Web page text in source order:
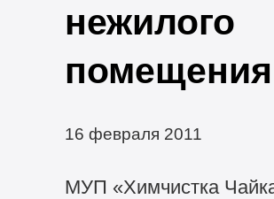
нежилого
помещения
16 февраля 2011
МУП «Химчистка